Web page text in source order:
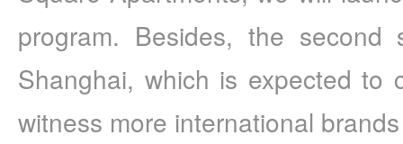
program. Besides, the second
Shanghai, which is expected to
witness more international